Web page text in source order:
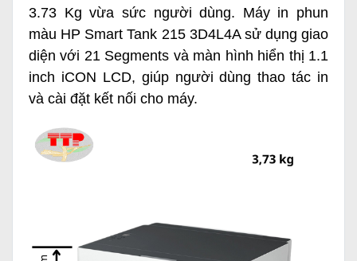
3.73 Kg vừa sức người dùng. Máy in phun
màu HP Smart Tank 215 3D4L4Asử dụng giao
diện với 21 Segments và màn hình hiển thị 1.1
inch iCON LCD, giúp người dùng thao tác in
và cài đặt kết nối cho máy.